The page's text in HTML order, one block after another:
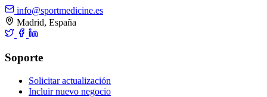
info@sportmedicine.es
Madrid, España
Soporte
Solicitar actualización
Incluir nuevo negocio